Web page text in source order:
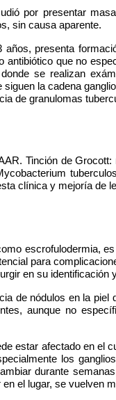
por presentar
sin causa aparente.
años, presenta
antibiótico que no
se realizan
la cadena
de granulomas
Tinción de
clínica y mejoría de
escrofulodermia,
para
en su identificación
de nódulos en la
aunque no
estar afectado en el
los
durante
el lugar, se vuelven